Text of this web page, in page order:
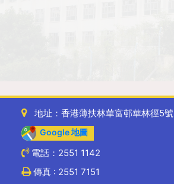
地址：香港薄扶林華富邨華林徑5號
Google 地圖
電話：2551 1142
傳真 : 2551 7151